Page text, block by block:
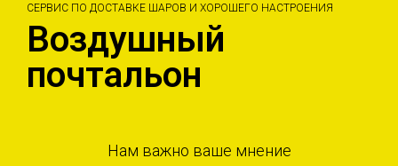
СЕРВИС ПО ДОСТАВКЕ ШАРОВ И ХОРОШЕГО НАСТРОЕНИЯ
Воздушный
почтальон
Нам важно ваше мнение